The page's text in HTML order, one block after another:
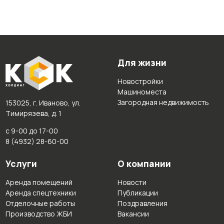
153025, г. Иваново, ул.
Тимирязева, д. 1
с 9-00 до 17-00
8 (4932) 28-60-00
Для жизни
Новостройки
Машиноместа
Загородная недвижимость
Услуги
Аренда помещений
Аренда спецтехники
Отделочные работы
Производство ЖБИ
О компании
Новости
Публикации
Поздравления
Вакансии